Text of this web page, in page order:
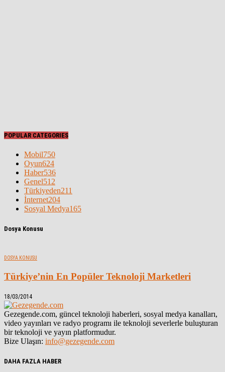
POPULAR CATEGORIES
Mobil750
Oyun624
Haber536
Genel512
Türkiyeden211
İnternet204
Sosyal Medya165
Dosya Konusu
DOSYA KONUSU
Türkiye’nin En Popüler Teknoloji Marketleri
18/03/2014
Gezegende.com, güncel teknoloji haberleri, sosyal medya kanalları,
video yayınları ve radyo programı ile teknoloji severlerle buluşturan
bir teknoloji ve yayın platformudur.
Bize Ulaşın: info@gezegende.com
DAHA FAZLA HABER